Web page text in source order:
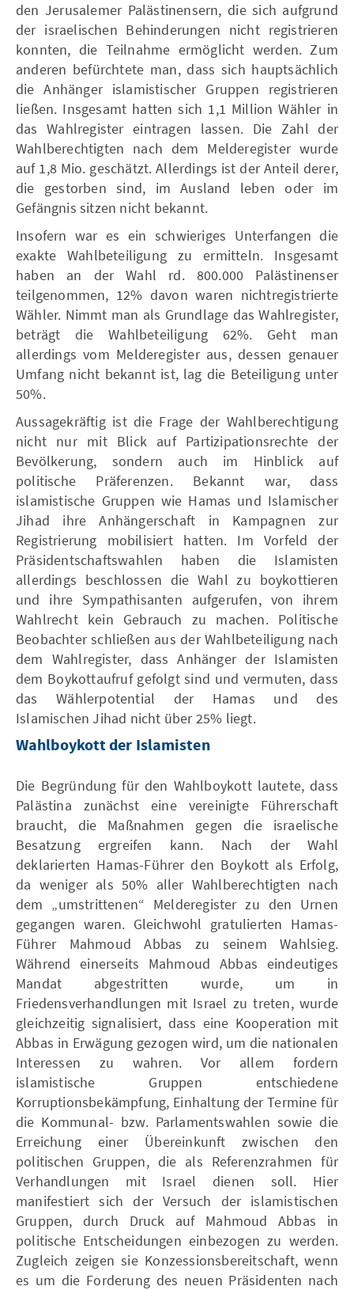
den Jerusalemer Palästinensern, die sich aufgrund
der israelischen Behinderungen nicht registrieren
konnten, die Teilnahme ermöglicht werden. Zum
anderen befürchtete man, dass sich hauptsächlich
die Anhänger islamistischer Gruppen registrieren
ließen. Insgesamt hatten sich 1,1 Million Wähler in
das Wahlregister eintragen lassen. Die Zahl der
Wahlberechtigten nach dem Melderegister wurde
auf 1,8 Mio. geschätzt. Allerdings ist der Anteil derer,
die gestorben sind, im Ausland leben oder im
Gefängnis sitzen nicht bekannt.
Insofern war es ein schwieriges Unterfangen die
exakte Wahlbeteiligung zu ermitteln. Insgesamt
haben an der Wahl rd. 800.000 Palästinenser
teilgenommen, 12% davon waren nichtregistrierte
Wähler. Nimmt man als Grundlage das Wahlregister,
beträgt die Wahlbeteiligung 62%. Geht man
allerdings vom Melderegister aus, dessen genauer
Umfang nicht bekannt ist, lag die Beteiligung unter
50%.
Aussagekräftig ist die Frage der Wahlberechtigung
nicht nur mit Blick auf Partizipationsrechte der
Bevölkerung, sondern auch im Hinblick auf
politische Präferenzen. Bekannt war, dass
islamistische Gruppen wie Hamas und Islamischer
Jihad ihre Anhängerschaft in Kampagnen zur
Registrierung mobilisiert hatten. Im Vorfeld der
Präsidentschaftswahlen haben die Islamisten
allerdings beschlossen die Wahl zu boykottieren
und ihre Sympathisanten aufgerufen, von ihrem
Wahlrecht kein Gebrauch zu machen. Politische
Beobachter schließen aus der Wahlbeteiligung nach
dem Wahlregister, dass Anhänger der Islamisten
dem Boykottaufruf gefolgt sind und vermuten, dass
das Wählerpotential der Hamas und des
Islamischen Jihad nicht über 25% liegt.
Wahlboykott der Islamisten
Die Begründung für den Wahlboykott lautete, dass
Palästina zunächst eine vereinigte Führerschaft
braucht, die Maßnahmen gegen die israelische
Besatzung ergreifen kann. Nach der Wahl
deklarierten Hamas-Führer den Boykott als Erfolg,
da weniger als 50% aller Wahlberechtigten nach
dem „umstrittenen“ Melderegister zu den Urnen
gegangen waren. Gleichwohl gratulierten Hamas-
Führer Mahmoud Abbas zu seinem Wahlsieg.
Während einerseits Mahmoud Abbas eindeutiges
Mandat abgestritten wurde, um in
Friedensverhandlungen mit Israel zu treten, wurde
gleichzeitig signalisiert, dass eine Kooperation mit
Abbas in Erwägung gezogen wird, um die nationalen
Interessen zu wahren. Vor allem fordern
islamistische Gruppen entschiedene
Korruptionsbekämpfung, Einhaltung der Termine für
die Kommunal- bzw. Parlamentswahlen sowie die
Erreichung einer Übereinkunft zwischen den
politischen Gruppen, die als Referenzrahmen für
Verhandlungen mit Israel dienen soll. Hier
manifestiert sich der Versuch der islamistischen
Gruppen, durch Druck auf Mahmoud Abbas in
politische Entscheidungen einbezogen zu werden.
Zugleich zeigen sie Konzessionsbereitschaft, wenn
es um die Forderung des neuen Präsidenten nach